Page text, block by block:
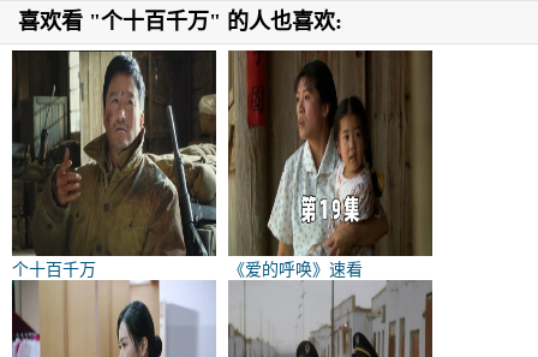
喜欢看 "个十百千万" 的人也喜欢:
个十百千万 《爱的呼唤》速看